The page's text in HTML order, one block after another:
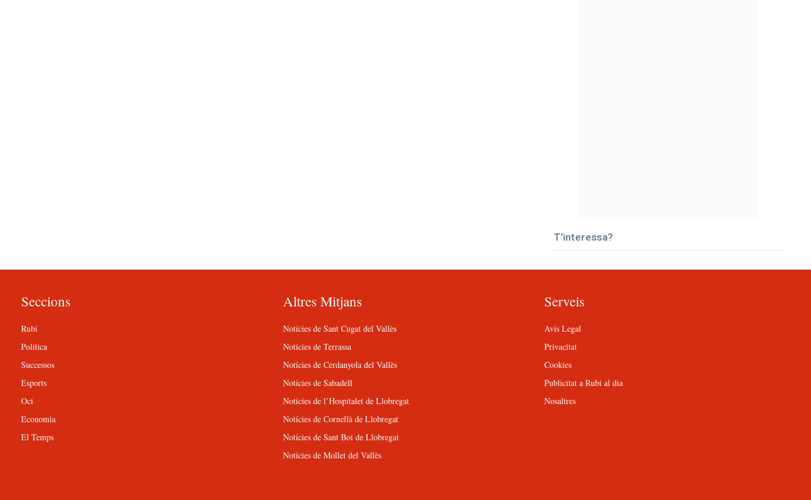
T’interessa?
Seccions
Rubí
Política
Successos
Esports
Oci
Economia
El Temps
Altres Mitjans
Notícies de Sant Cugat del Vallès
Notícies de Terrassa
Notícies de Cerdanyola del Vallès
Notícies de Sabadell
Notícies de l’Hospitalet de Llobregat
Notícies de Cornellà de Llobregat
Notícies de Sant Boi de Llobregat
Notícies de Mollet del Vallès
Serveis
Avís Legal
Privacitat
Cookies
Publicitat a Rubí al dia
Nosaltres